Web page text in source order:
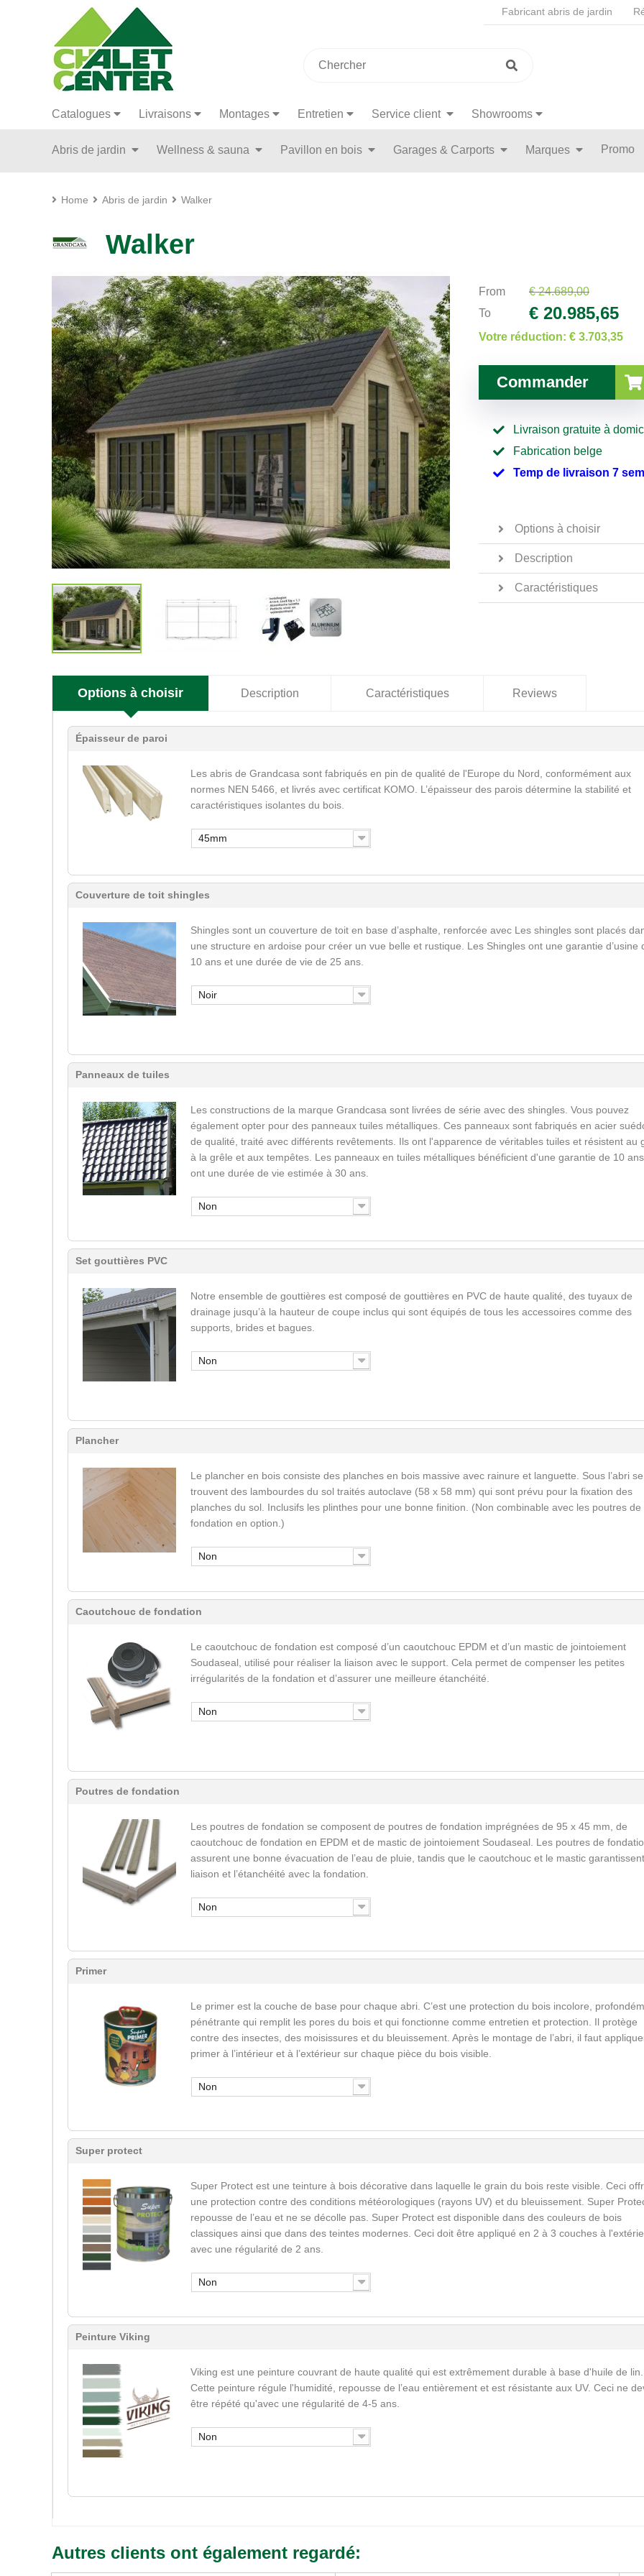
Fabricant abris de jardin
Catalogues Livraisons Montages Entretien Service client Showrooms
Abris de jardin Wellness & sauna Pavillon en bois Garages & Carports Marques Promo
Home Abris de jardin Walker
Walker
From
€ 24.689,00
To
€ 20.985,65
Votre réduction: € 3.703,35
Commander
Livraison gratuite à
Fabrication belge
Temp de livraison 7
Options à choisir
Description
Caractéristiques
Options à choisir Description Caractéristiques Reviews
Épaisseur de paroi
Les abris de Grandcasa sont fabriqués en pin de qualité de l'Europe du Nord, conformément aux
normes NEN 5466, et livrés avec certificat KOMO. L’épaisseur des parois détermine la stabilité et
caractéristiques isolantes du bois.
45mm
Couverture de toit shingles
Shingles sont un couverture de toit en base d’asphalte, renforcée avec Les shingles sont placés
une structure en ardoise pour créer un vue belle et rustique. Les Shingles ont une garantie d’usine
10 ans et une durée de vie de 25 ans.
Noir
Panneaux de tuiles
Les constructions de la marque Grandcasa sont livrées de série avec des shingles. Vous pouvez
également opter pour des panneaux tuiles métalliques. Ces panneaux sont fabriqués en acier
de qualité, traité avec différents revêtements. Ils ont l'apparence de véritables tuiles et résistent au
à la grêle et aux tempêtes. Les panneaux en tuiles métalliques bénéficient d'une garantie de 10
ont une durée de vie estimée à 30 ans.
Non
Set gouttières PVC
Notre ensemble de gouttières est composé de gouttières en PVC de haute qualité, des tuyaux de
drainage jusqu’à la hauteur de coupe inclus qui sont équipés de tous les accessoires comme des
supports, brides et bagues.
Non
Plancher
Le plancher en bois consiste des planches en bois massive avec rainure et languette. Sous l’abri se
trouvent des lambourdes du sol traités autoclave (58 x 58 mm) qui sont prévu pour la fixation des
planches du sol. Inclusifs les plinthes pour une bonne finition. (Non combinable avec les poutres de
fondation en option.)
Non
Caoutchouc de fondation
Le caoutchouc de fondation est composé d’un caoutchouc EPDM et d’un mastic de jointoiement
Soudaseal, utilisé pour réaliser la liaison avec le support. Cela permet de compenser les petites
irrégularités de la fondation et d’assurer une meilleure étanchéité.
Non
Poutres de fondation
Les poutres de fondation se composent de poutres de fondation imprégnées de 95 x 45 mm, de
caoutchouc de fondation en EPDM et de mastic de jointoiement Soudaseal. Les poutres de
assurent une bonne évacuation de l’eau de pluie, tandis que le caoutchouc et le mastic
liaison et l’étanchéité avec la fondation.
Non
Primer
Le primer est la couche de base pour chaque abri. C’est une protection du bois incolore,
pénétrante qui remplit les pores du bois et qui fonctionne comme entretien et protection. Il protège
contre des insectes, des moisissures et du bleuissement. Après le montage de l’abri, il faut
primer à l’intérieur et à l’extérieur sur chaque pièce du bois visible.
Non
Super protect
Super Protect est une teinture à bois décorative dans laquelle le grain du bois reste visible. Ceci
une protection contre des conditions météorologiques (rayons UV) et du bleuissement. Super
repousse de l’eau et ne se décolle pas. Super Protect est disponible dans des couleurs de bois
classiques ainsi que dans des teintes modernes. Ceci doit être appliqué en 2 à 3 couches à
avec une régularité de 2 ans.
Non
Peinture Viking
Viking est une peinture couvrant de haute qualité qui est extrêmement durable à base d'huile de lin.
Cette peinture régule l'humidité, repousse de l’eau entièrement et est résistante aux UV. Ceci ne
être répété qu'avec une régularité de 4-5 ans.
Non
Autres clients ont également regardé: